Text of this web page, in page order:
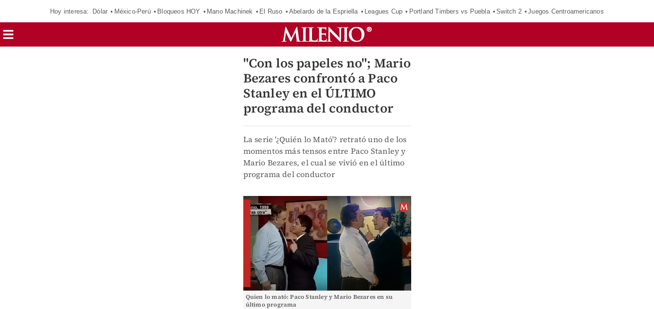
Hoy interesa: Dólar México-Perú Bloqueos HOY Mano Machinek El Ruso Abelardo de la Espriella Leagues Cup Portland Timbers vs Puebla Switch 2 Juegos Centroamericanos
"Con los papeles no"; Mario
Bezares confrontó a Paco
Stanley en el ÚLTIMO
programa del conductor
La serie '¿Quién lo Mató'? retrató uno de los
momentos más tensos entre Paco Stanley y
Mario Bezares, el cual se vivió en el último
programa del conductor
Quien lo mató: Paco Stanley y Mario Bezares en su
último programa